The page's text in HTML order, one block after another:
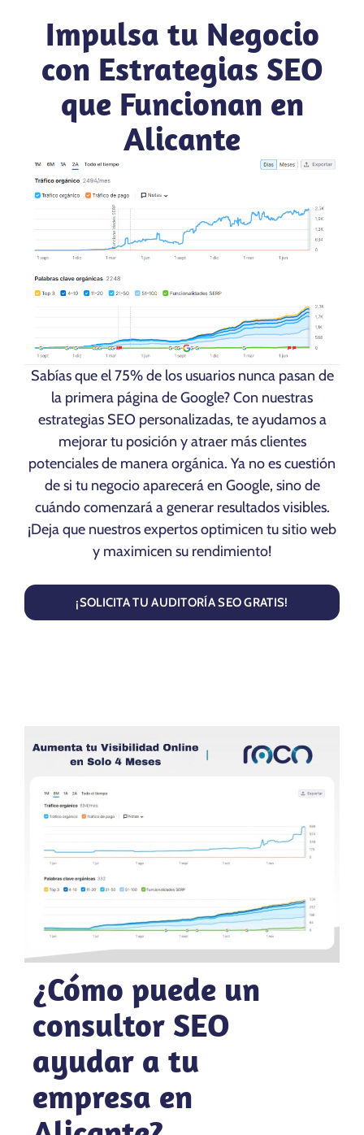
Impulsa tu Negocio
con Estrategias SEO
que Funcionan en
Alicante
Sabías que el 75% de los usuarios nunca pasan de
la primera página de Google? Con nuestras
estrategias SEO personalizadas, te ayudamos a
mejorar tu posición y atraer más clientes
potenciales de manera orgánica. Ya no es cuestión
de si tu negocio aparecerá en Google, sino de
cuándo comenzará a generar resultados visibles.
¡Deja que nuestros expertos optimicen tu sitio web
y maximicen su rendimiento!
¡SOLICITA TU AUDITORÍA SEO GRATIS!
¿Cómo puede un
consultor SEO
ayudar a tu
empresa en